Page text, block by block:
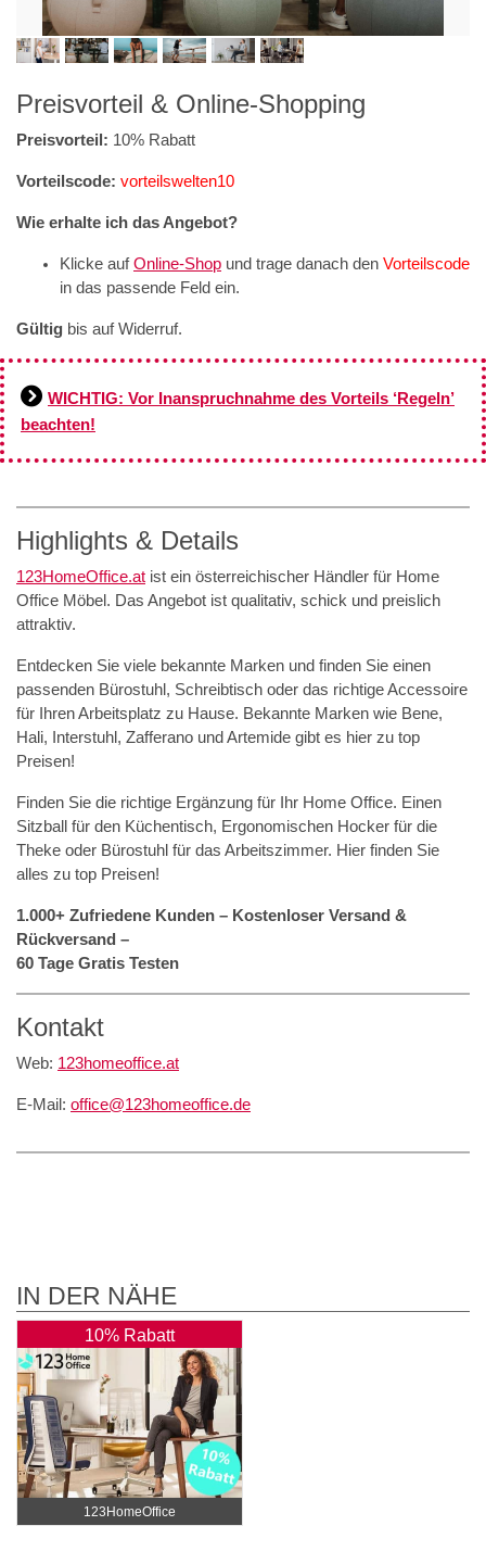
Preisvorteil & Online-Shopping
Preisvorteil: 10% Rabatt
Vorteilscode: vorteilswelten10
Wie erhalte ich das Angebot?
Klicke aufOnline-Shop und trage danach den Vorteilscode
in das passende Feld ein.
Gültig bis auf Widerruf.
WICHTIG: Vor Inanspruchnahme des Vorteils ‘Regeln’
beachten!
Highlights & Details
123HomeOffice.at ist ein österreichischer Händler für Home
Office Möbel. Das Angebot ist qualitativ, schick und preislich
attraktiv.
Entdecken Sie viele bekannte Marken und finden Sie einen
passenden Bürostuhl, Schreibtisch oder das richtige Accessoire
für Ihren Arbeitsplatz zu Hause. Bekannte Marken wie Bene,
Hali, Interstuhl, Zafferano und Artemide gibt es hier zu top
Preisen!
Finden Sie die richtige Ergänzung für Ihr Home Office. Einen
Sitzball für den Küchentisch, Ergonomischen Hocker für die
Theke oder Bürostuhl für das Arbeitszimmer. Hier finden Sie
alles zu top Preisen!
1.000+ Zufriedene Kunden – Kostenloser Versand &
Rückversand –
60 Tage Gratis Testen
Kontakt
Web: 123homeoffice.at
E-Mail: office@123homeoffice.de
IN DER NÄHE
10% Rabatt
123HomeOffice